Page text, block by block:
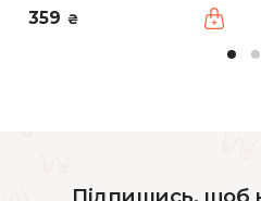
359 ₴
Підпишись, щоб